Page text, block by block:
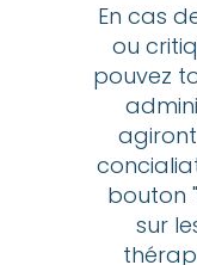
En cas
ou
pouvez
bouton
sur